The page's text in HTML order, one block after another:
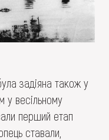
задіяна також у
у весільному
перший етап
ставали,